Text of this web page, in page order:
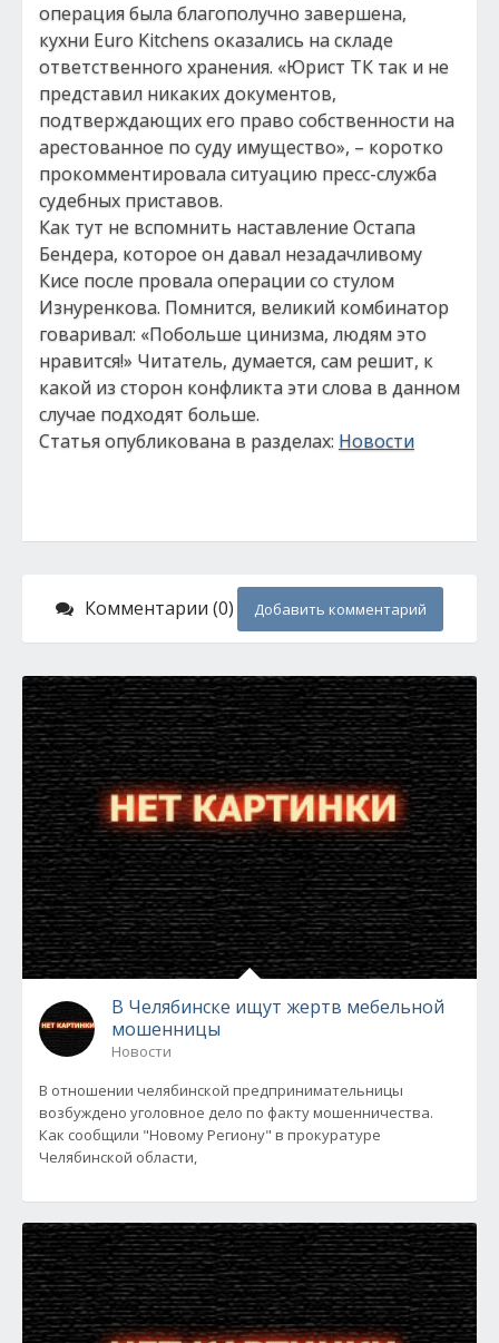
операция была благополучно завершена,
кухни Euro Kitchens оказались на складе
ответственного хранения. «Юрист ТК так и не
представил никаких документов,
подтверждающих его право собственности на
арестованное по суду имущество», – коротко
прокомментировала ситуацию пресс-служба
судебных приставов.
Как тут не вспомнить наставление Остапа
Бендера, которое он давал незадачливому
Кисе после провала операции со стулом
Изнуренкова. Помнится, великий комбинатор
говаривал: «Побольше цинизма, людям это
нравится!» Читатель, думается, сам решит, к
какой из сторон конфликта эти слова в данном
случае подходят больше.
Статья опубликована в разделах: Новости
Комментарии (0) Добавить комментарий
В Челябинске ищут жертв мебельной
мошенницы
Новости
В отношении челябинской предпринимательницы
возбуждено уголовное дело по факту мошенничества.
Как сообщили "Новому Региону" в прокуратуре
Челябинской области,